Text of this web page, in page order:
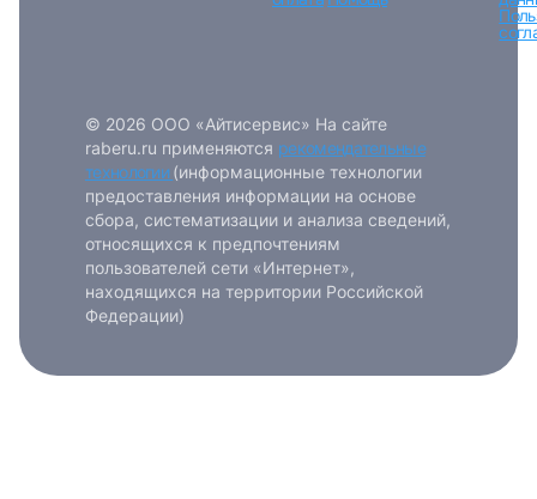
© 2026 ООО «Айтисервис» На сайте
raberu.ru применяются рекомендательные
технологии (информационные технологии
предоставления информации на основе
сбора, систематизации и анализа сведений,
относящихся к предпочтениям
пользователей сети «Интернет»,
находящихся на территории Российской
Федерации)